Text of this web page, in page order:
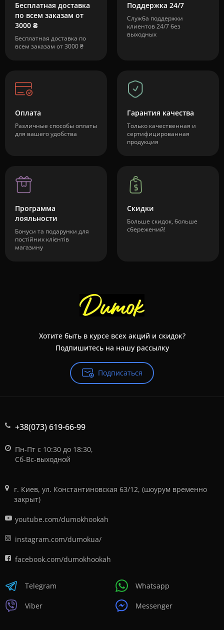
Бесплатная доставка
по всем заказам от
3000 ₴
Бесплатная доставка по
всем заказам от 3000 ₴
Поддержка 24/7
Служба поддержки
клиентов 24/7 без
выходных
Оплата
Различные способы оплаты
для вашего удобства
Гарантия качества
Только качественная и
сертифицированная
продукция
Программа
лояльности
Бонуси та подарунки для
постійних клієнтів
магазину
Скидки
Больше скидок, больше
сбережений!
Хотите быть в курсе всех акций и скидок?
Подпишитесь на нашу рассылку
Подписаться
+38(073) 619-66-99
Пн-Пт с 10:30 до 18:30,
Сб-Вс-выходной
г. Киев, ул. Константиновская 63/12, (шоурум временно
закрыт)
youtube.com/dumokhookah
instagram.com/dumokua/
facebook.com/dumokhookah
Telegram
Viber
Whatsapp
Messenger